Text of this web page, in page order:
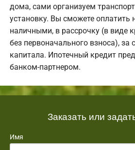
дома, сами организуем
установку. Вы сможете оплатить
наличными, в рассрочку (в виде
без первоначального взноса), за
капитала. Ипотечный кредит
банком-партнером.
Заказать или
Имя